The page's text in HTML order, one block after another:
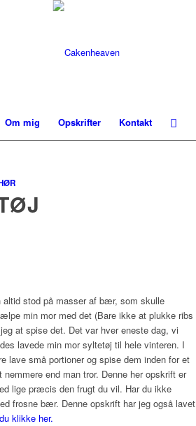
Om mig Opskrifter Kontakt
altid stod på masser af bær, som skulle
min mor med det (Bare ikke at plukke ribs
at spise det. Det var hver eneste dag, vi
lavede min mor syltetøj til hele vinteren. I
lave små portioner og spise dem inden for et
end man tror. Denne her opskrift er
lige præcis den frugt du vil. Har du ikke
frosne bær. Denne opskrift har jeg også lavet
klikke her.